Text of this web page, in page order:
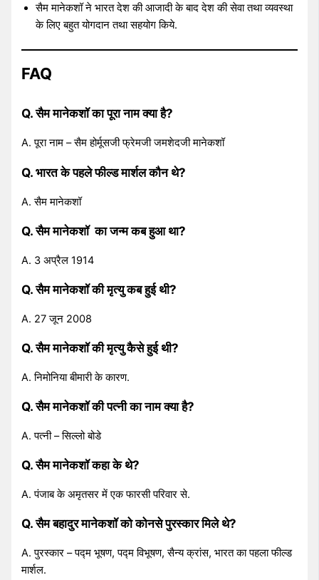
सैम मानेकशॉ ने भारत देश की आजादी के बाद देश की सेवा तथा व्यवस्था
के लिए बहुत योगदान तथा सहयोग किये.
FAQ
Q. सैम मानेकशॉ का पूरा नाम क्या है?
A. पूरा नाम – सैम होर्मूसजी फ्रेमजी जमशेदजी मानेकशॉ
Q. भारत के पहले फील्ड मार्शल कौन थे?
A. सैम मानेकशॉ
Q. सैम मानेकशॉ का जन्म कब हुआ था?
A. 3 अप्रैल 1914
Q. सैम मानेकशॉ की मृत्यु कब हुई थी?
A. 27 जून 2008
Q. सैम मानेकशॉ की मृत्यु कैसे हुई थी?
A. निमोनिया बीमारी के कारण.
Q. सैम मानेकशॉ की पत्नी का नाम क्या है?
A. पत्नी – सिल्लो बोडे
Q. सैम मानेकशॉ कहा के थे?
A. पंजाब के अमृतसर में एक फारसी परिवार से.
Q. सैम बहादुर मानेकशॉ को कोनसे पुरस्कार मिले थे?
A. पुरस्कार – पद्म भूषण, पद्म विभूषण, सैन्य क्रांस, भारत का पहला फील्ड
मार्शल.